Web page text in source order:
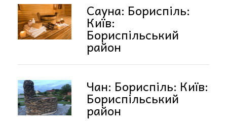
Сауна: Бориспіль:
Київ:
Бориспільський
район
Чан: Бориспіль: Київ:
Бориспільський
район